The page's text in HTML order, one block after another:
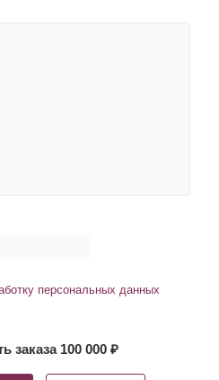
персональных данных
заказа 100 000 ₽